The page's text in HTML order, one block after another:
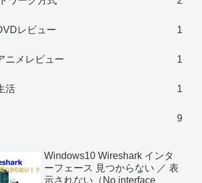
レビュー 1
ニメレビュー 1
活 1
9
Windows10 Wireshark インタ
ーフェース 見つからない ／ 表
示されない（No interface